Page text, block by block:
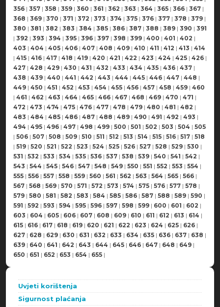
356 | 357 | 358 | 359 | 360 | 361 | 362 | 363 | 364 | 365 | 366 | 367 |
368 | 369 | 370 | 371 | 372 | 373 | 374 | 375 | 376 | 377 | 378 | 379 |
380 | 381 | 382 | 383 | 384 | 385 | 386 | 387 | 388 | 389 | 390 | 391
| 392 | 393 | 394 | 395 | 396 | 397 | 398 | 399 | 400 | 401 | 402 |
403 | 404 | 405 | 406 | 407 | 408 | 409 | 410 | 411 | 412 | 413 | 414
| 415 | 416 | 417 | 418 | 419 | 420 | 421 | 422 | 423 | 424 | 425 | 426 |
427 | 428 | 429 | 430 | 431 | 432 | 433 | 434 | 435 | 436 | 437 |
438 | 439 | 440 | 441 | 442 | 443 | 444 | 445 | 446 | 447 | 448 |
449 | 450 | 451 | 452 | 453 | 454 | 455 | 456 | 457 | 458 | 459 | 460
| 461 | 462 | 463 | 464 | 465 | 466 | 467 | 468 | 469 | 470 | 471 |
472 | 473 | 474 | 475 | 476 | 477 | 478 | 479 | 480 | 481 | 482 |
483 | 484 | 485 | 486 | 487 | 488 | 489 | 490 | 491 | 492 | 493 |
494 | 495 | 496 | 497 | 498 | 499 | 500 | 501 | 502 | 503 | 504 | 505
| 506 | 507 | 508 | 509 | 510 | 511 | 512 | 513 | 514 | 515 | 516 | 517 | 518
| 519 | 520 | 521 | 522 | 523 | 524 | 525 | 526 | 527 | 528 | 529 | 530 |
531 | 532 | 533 | 534 | 535 | 536 | 537 | 538 | 539 | 540 | 541 | 542 |
543 | 544 | 545 | 546 | 547 | 548 | 549 | 550 | 551 | 552 | 553 | 554 |
555 | 556 | 557 | 558 | 559 | 560 | 561 | 562 | 563 | 564 | 565 | 566 |
567 | 568 | 569 | 570 | 571 | 572 | 573 | 574 | 575 | 576 | 577 | 578 |
579 | 580 | 581 | 582 | 583 | 584 | 585 | 586 | 587 | 588 | 589 | 590 |
591 | 592 | 593 | 594 | 595 | 596 | 597 | 598 | 599 | 600 | 601 | 602 |
603 | 604 | 605 | 606 | 607 | 608 | 609 | 610 | 611 | 612 | 613 | 614 |
615 | 616 | 617 | 618 | 619 | 620 | 621 | 622 | 623 | 624 | 625 | 626 |
627 | 628 | 629 | 630 | 631 | 632 | 633 | 634 | 635 | 636 | 637 | 638 |
639 | 640 | 641 | 642 | 643 | 644 | 645 | 646 | 647 | 648 | 649 |
650 | 651 | 652 | 653 | 654 | 655 |
Uvjeti korištenja
Sigurnost plaćanja